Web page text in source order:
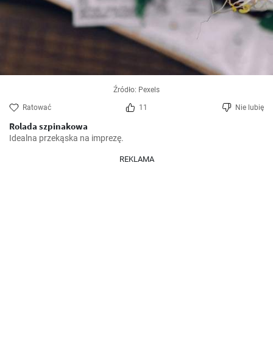
Źródło: Pexels
Ratować 11 Nie lubię
Rolada szpinakowa
Idealna przekąska na imprezę.
REKLAMA